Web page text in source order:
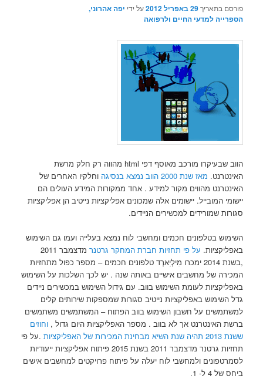
פורסם בתאריך29 באפריל 2012 על ידי יפה אהרוני,
הספרייה למדעי החיים ולרפואה
הווב שבעיקרו מורכב מאוסף דפי html מהווה רק חלק מרשת
האינטרנט. מאז שנת 2000 הווב נמצא בנסיגה
וחלקיו האחרים של
האינטרנט מהווים מקור למידע . אחד ממקורות המידע העולים הם
יישומי המובייל. יישומים אלה שמכונים אפליקציות נייטיב הן אפליקציות
סגורות שמורידים למכשירים הניידים.
השימוש בטלפונים חכמים ומחשבי לוח נמצא בעלייה ועמו גם השימוש
באפליקציות. על פי תחזיות חברת המחקר גרטנר
מדצמבר 2011
,בשנת 2014 ימכרו מִילְיַארְד טלפונים חכמים – מספר כפול מתחזיות
המכירה של מחשבים אישיים באותה שנה . יש לכך השלכות על השימוש
באפליקציות לעומת השימוש בווב. עם גידול השימוש במכשירים ניידים
גדל השימוש באפליקציות נייטיב סגורות שמספקות שירותים קלים
למשתמשים על חשבון השימוש בווב הפתוח – המשתמשים משתמשים
ברשת האינטרנט אך לא בווב . מספר האפליקציות היום גדול ,וחוזים
ששנת 2013 תהיה שנת השיא מבחינת המכירות של האפליקציות
.על פי
תחזיות גרטנר מדצמבר 2011 בשנת 2015 פיתוח אפליקציות ייעודיות
לסמרטפונים ולמחשבי לוח יעלה על פיתוח פרויקטים למחשבים אישים
ביחס של 4 ל- 1.